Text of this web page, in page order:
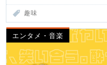
趣味
エンタメ・音楽